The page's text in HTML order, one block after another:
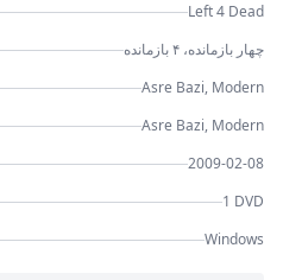
Left 4 Dead
چهار بازمانده، ۴ بازمانده
Asre Bazi, Modern
Asre Bazi, Modern
2009-02-08
1 DVD
Windows